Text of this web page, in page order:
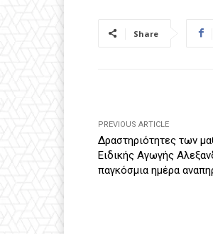
Share
PREVIOUS ARTICLE
Δραστηριότητες των
Ειδικής Αγωγής
παγκόσμια ημέρα